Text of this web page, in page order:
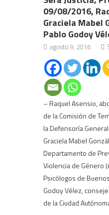
09/08/2016,
Graciela Mabel
Pablo Godoy
agosto 9, 2016
– Raquel Asensio,
de la Comisión de
la Defensoría
Graciela Mabel
Departamento de
Violencia de Género
Psicólogos de
Godoy Vélez,
de la Ciudad